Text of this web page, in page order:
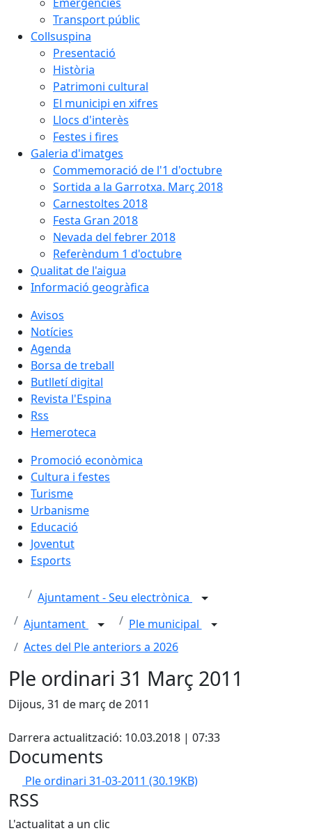
Transport públic
Collsuspina
Presentació
Història
Patrimoni cultural
El municipi en xifres
Llocs d'interès
Festes i fires
Galeria d'imatges
Commemoració de l'1 d'octubre
Sortida a la Garrotxa. Març 2018
Carnestoltes 2018
Festa Gran 2018
Nevada del febrer 2018
Referèndum 1 d'octubre
Qualitat de l'aigua
Informació geogràfica
Avisos
Notícies
Agenda
Borsa de treball
Butlletí digital
Revista l'Espina
Rss
Hemeroteca
Promoció econòmica
Cultura i festes
Turisme
Urbanisme
Educació
Joventut
Esports
Ajuntament - Seu electrònica
Ajuntament
Ple municipal
Actes del Ple anteriors a 2026
Ple ordinari 31 Març 2011
Dijous, 31 de març de 2011
Darrera actualització: 10.03.2018 | 07:33
Documents
Ple ordinari 31-03-2011 (30.19KB)
RSS
L'actualitat a un clic